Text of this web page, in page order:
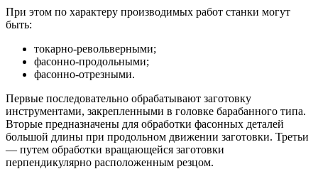
При этом по характеру производимых работ станки могут
быть:
токарно-револьверными;
фасонно-продольными;
фасонно-отрезными.
Первые последовательно обрабатывают заготовку
инструментами, закрепленными в головке барабанного типа.
Вторые предназначены для обработки фасонных деталей
большой длины при продольном движении заготовки. Третьи
— путем обработки вращающейся заготовки
перпендикулярно расположенным резцом.